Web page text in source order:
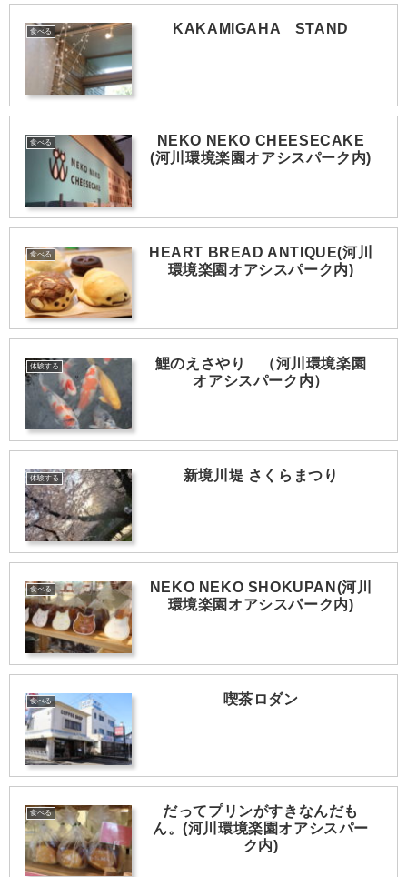
食べる KAKAMIGAHA STAND
食べる
NEKO NEKO CHEESECAKE
(河川環境楽園オアシスパーク内)
食べる
HEART BREAD ANTIQUE(河川
環境楽園オアシスパーク内)
体験する
鯉のえさやり （河川環境楽園
オアシスパーク内）
体験する 新境川堤 さくらまつり
食べる
NEKO NEKO SHOKUPAN(河川
環境楽園オアシスパーク内)
食べる 喫茶ロダン
食べる
だってプリンがすきなんだも
ん。(河川環境楽園オアシスパー
ク内)